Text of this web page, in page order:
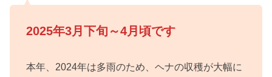
2025年3月下旬～4月頃です
本年、2024年は多雨のため、ヘナの収穫が大幅に